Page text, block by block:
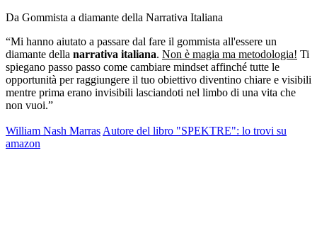
Da Gommista a diamante della Narrativa Italiana
“Mi hanno aiutato a passare dal fare il gommista all'essere un
diamante della narrativa italiana. Non è magia ma metodologia! Ti
spiegano passo passo come cambiare mindset affinché tutte le
opportunità per raggiungere il tuo obiettivo diventino chiare e visibili
mentre prima erano invisibili lasciandoti nel limbo di una vita che
non vuoi.”
William Nash Marras Autore del libro "SPEKTRE": lo trovi su
amazon